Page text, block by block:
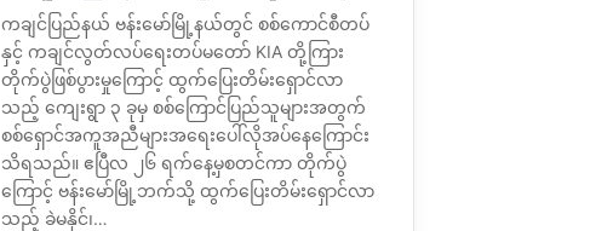
ကချင်ပြည်နယ် ဗန်းမော်မြို့နယ်တွင် စစ်ကောင်စီတပ်
နှင့် ကချင်လွတ်လပ်ရေးတပ်မတော် KIA တို့ကြား
တိုက်ပွဲဖြစ်ပွားမှုကြောင့် ထွက်ပြေးတိမ်းရှောင်လာ
သည့် ကျေးရွာ ၃ ခုမှ စစ်ကြောင်ပြည်သူများအတွက်
စစ်ရှောင်အကူအညီများအရေးပေါ်လိုအပ်နေကြောင်း
သိရသည်။ ဧပြီလ ၂၆ ရက်နေ့မှစတင်ကာ တိုက်ပွဲ
ကြောင့် ဗန်းမော်မြို့ဘက်သို့ ထွက်ပြေးတိမ်းရှောင်လာ
သည့် ခဲမနိုင်၊…